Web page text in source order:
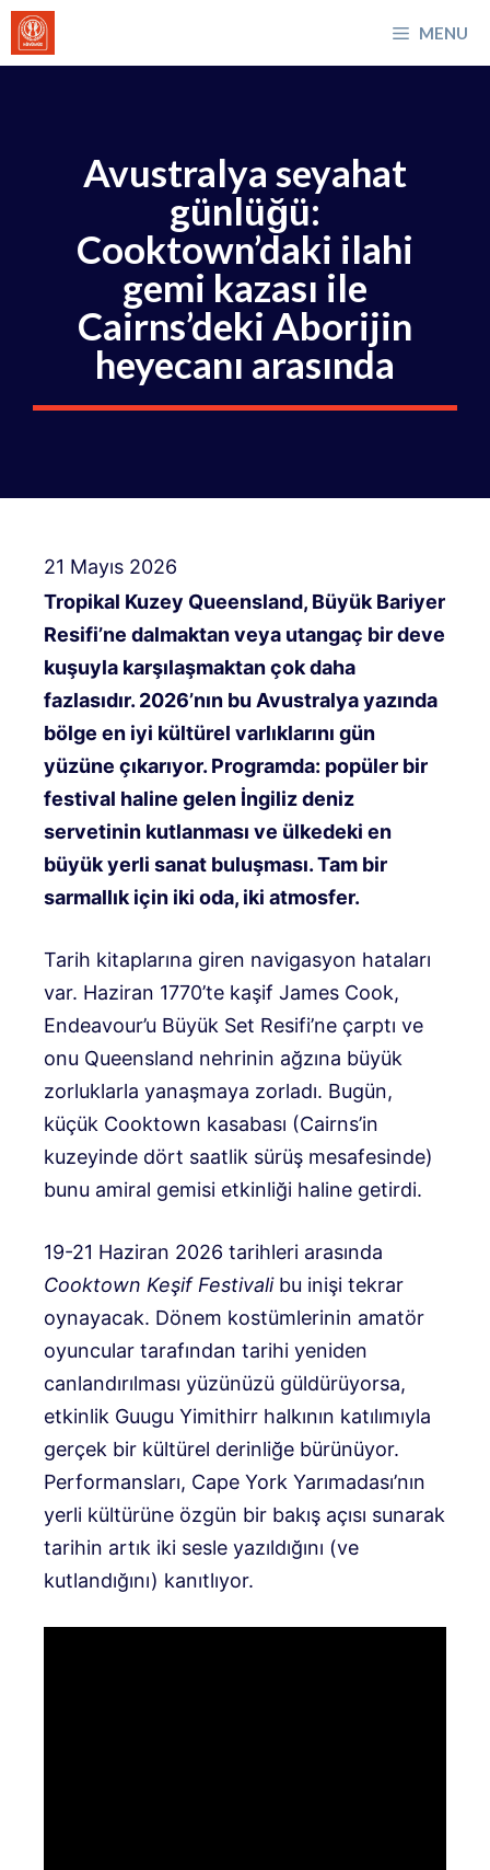
İçeriğe
atla
MENU
Avustralya seyahat
günlüğü:
Cooktown’daki ilahi
gemi kazası ile
Cairns’deki Aborijin
heyecanı arasında
21 Mayıs 2026
Tropikal Kuzey Queensland, Büyük Bariyer
Resifi’ne dalmaktan veya utangaç bir deve
kuşuyla karşılaşmaktan çok daha
fazlasıdır. 2026’nın bu Avustralya yazında
bölge en iyi kültürel varlıklarını gün
yüzüne çıkarıyor. Programda: popüler bir
festival haline gelen İngiliz deniz
servetinin kutlanması ve ülkedeki en
büyük yerli sanat buluşması. Tam bir
sarmallık için iki oda, iki atmosfer.
Tarih kitaplarına giren navigasyon hataları
var. Haziran 1770’te kaşif James Cook,
Endeavour’u Büyük Set Resifi’ne çarptı ve
onu Queensland nehrinin ağzına büyük
zorluklarla yanaşmaya zorladı. Bugün,
küçük Cooktown kasabası (Cairns’in
kuzeyinde dört saatlik sürüş mesafesinde)
bunu amiral gemisi etkinliği haline getirdi.
19-21 Haziran 2026 tarihleri ​​arasında
Cooktown Keşif Festivali bu inişi tekrar
oynayacak. Dönem kostümlerinin amatör
oyuncular tarafından tarihi yeniden
canlandırılması yüzünüzü güldürüyorsa,
etkinlik Guugu Yimithirr halkının katılımıyla
gerçek bir kültürel derinliğe bürünüyor.
Performansları, Cape York Yarımadası’nın
yerli kültürüne özgün bir bakış açısı sunarak
tarihin artık iki sesle yazıldığını (ve
kutlandığını) kanıtlıyor.